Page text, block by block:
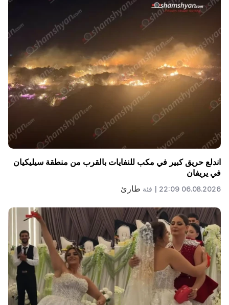
اندلع حريق كبير في مكب للنفايات بالقرب من منطقة سيليكيان
في يريفان
06.08.2026 22:09 | فئة طارئ